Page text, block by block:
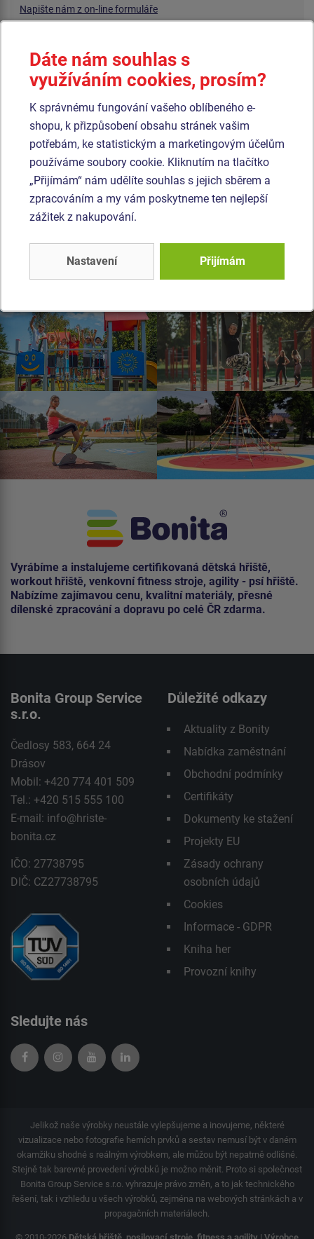
Napište nám z on-line formuláře
pondělí - čtvrtek 7:30 - 16:00
pátek 7:30 - 14:00
Otevírací doba skladu
pondělí - pátek 6:00 - 15:00
Výroba, sklady, příjem a výdej zboží, korespondenční adresa
Čedlosy 583
664 24 Drásov
Vyrábíme a instalujeme certifikovaná dětská hřiště,
workout hřiště, venkovní fitness stroje, agility - psí hřiště.
Nabízíme zajímavou cenu, kvalitní materiály, přesné
dílenské zpracování a dopravu po celé ČR zdarma.
Bonita Group Service
s.r.o.
Čedlosy 583, 664 24
Drásov
Mobil: +420 774 401 509
Tel.: +420 515 555 100
E-mail: info@hriste-
bonita.cz
IČO: 27738795
DIČ: CZ27738795
Důležité odkazy
Aktuality z Bonity
Nabídka zaměstnání
Obchodní podmínky
Certifikáty
Dokumenty ke stažení
Projekty EU
Zásady ochrany
osobních údajů
Cookies
Informace - GDPR
Kniha her
Provozní knihy
Sledujte nás
Jelikož naše výrobky neustále vylepšujeme a inovujeme, některé
vizualizace nebo fotografie herních prvků a sestav nemusí být v daném
okamžiku shodné s reálným výrobkem, ale můžou být nepatrně odlišné.
Stejně tak barevné provedení výrobků je možno měnit. Proto si společnost
Bonita Group Service s.r.o. vyhrazuje právo změn, a to jak technického
řešení, tak i vzhledu u všech výrobků, zejména na webových stránkách a v
propagačních materiálech.
Dáte nám souhlas s
využíváním cookies, prosím?
K správnému fungování vašeho oblíbeného e-
shopu, k přizpůsobení obsahu stránek vašim
potřebám, ke statistickým a marketingovým účelům
používáme soubory cookie. Kliknutím na tlačítko
„Přijímám“ nám udělíte souhlas s jejich sběrem a
zpracováním a my vám poskytneme ten nejlepší
zážitek z nakupování.
Nastavení Přijímám